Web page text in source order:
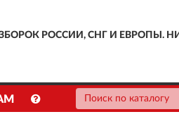
РОССИИ, СНГ И ЕВРОПЫ.